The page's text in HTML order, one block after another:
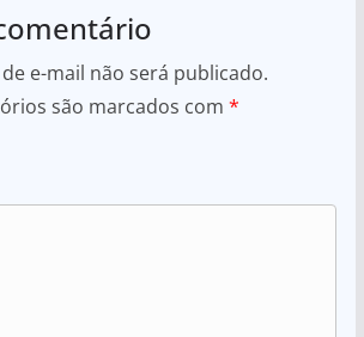
e-mail não será publicado.
são marcados com *